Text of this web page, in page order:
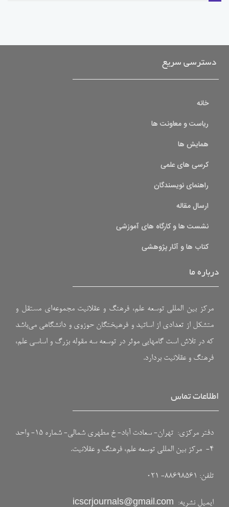
دسترسی سریع
خانه
ریاست و معاونت ها
همایش ها
کرسی های علمی
راهنمای نویسندگان
ارسال مقاله
نشست ها و کارگاه های آموزشی
کتاب ها و آثار پژوهشی
درباره ما
مرکز بین المللی توسعه علم، فرهنگ و عقلانیت مجموعه‌ای مستقل و
متشکل از تعدادی از اساتید و فرهیختگان حوزوی و دانشگاهی می‌باشد
که در تلاش است گامهایی موثر در توسعه سه مقوله بزرگ و اساسی علم،
فرهنگ و عقلانیت بردارد.
اطلاعات تماس
دفتر مرکزی: تهران- سعادت آباد- خ مطهری شمالی- شماره ۱۵- واحد
۴- مرکز بین المللی توسعه علم، فرهنگ و عقلانیت.
تلفن: ۸۸۶۹۸۵۶۱- ۰۲۱
ایمیل نشریه: icscrjournals@gmail.com